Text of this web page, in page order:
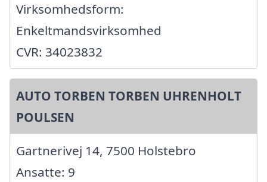
Virksomhedsform:
Enkeltmandsvirksomhed
CVR: 34023832
AUTO TORBEN TORBEN UHRENHOLT
POULSEN
Gartnerivej 14, 7500 Holstebro
Ansatte: 9